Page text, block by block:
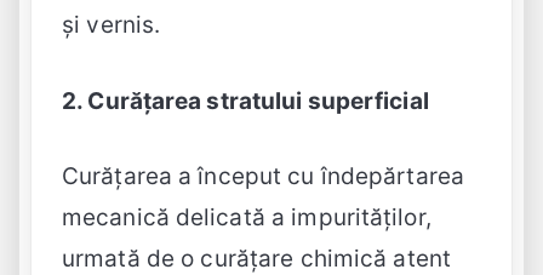
și vernis.
2. Curățarea stratului superficial
Curățarea a început cu îndepărtarea
mecanică delicată a impurităților,
urmată de o curățare chimică atent